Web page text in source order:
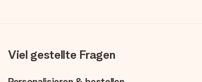
Viel gestellte Fragen